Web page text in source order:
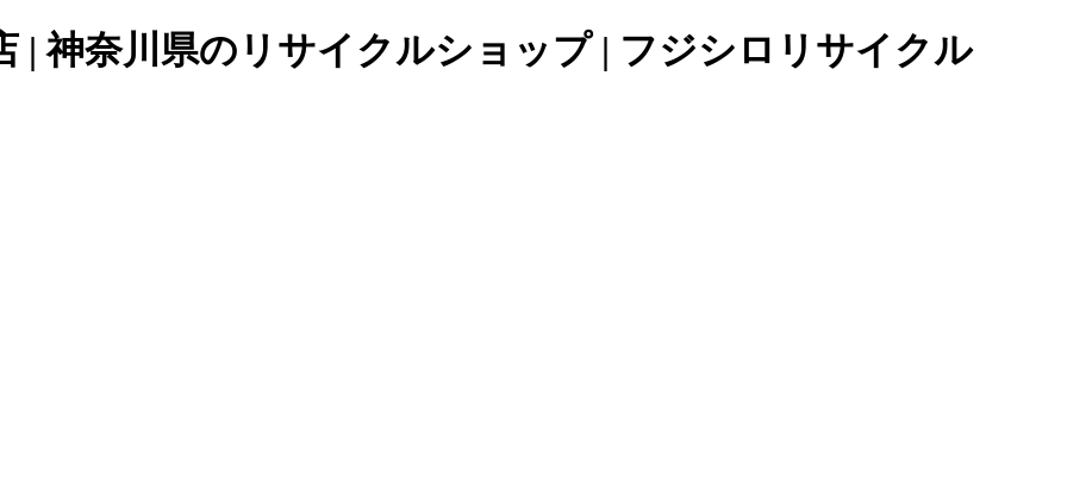
神奈川県のリサイクルショップ | フジシロリサイクル